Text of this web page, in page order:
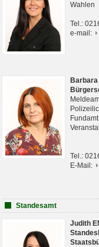
Wahlen
Tel.:
e-mail:
Tel.:
E-Mail:
Standesamt
Judith